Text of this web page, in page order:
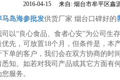
2016-04-15 来自: 烟台市牟平区鑫
马岛海参批发供货厂家 烟台口碑好的
司以“良心食品、食者心安”为公司生
优先，可放置18个月，但条件是，本
下单的客户，我们会在双方协商的时
悉知。如若对我司产品或其它方面有
服务。